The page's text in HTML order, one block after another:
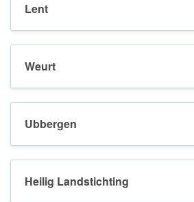
Lent
Weurt
Ubbergen
Heilig Landstichting